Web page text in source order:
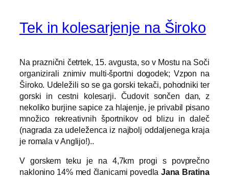
Tek in kolesarjenje na Široko
Na praznični četrtek, 15. avgusta, so v Mostu na Soči
organizirali znimiv multi-športni dogodek; Vzpon na
Široko. Udeležili so se ga gorski tekači, pohodniki ter
gorski in cestni kolesarji. Čudovit sončen dan, z
nekoliko burjine sapice za hlajenje, je privabil pisano
množico rekreativnih športnikov od blizu in daleč
(nagrada za udeleženca iz najbolj oddaljenega kraja
je romala v Anglijo!)..
V gorskem teku je na 4,7km progi s povprečno
naklonino 14% med članicami povedla Jana Bratina